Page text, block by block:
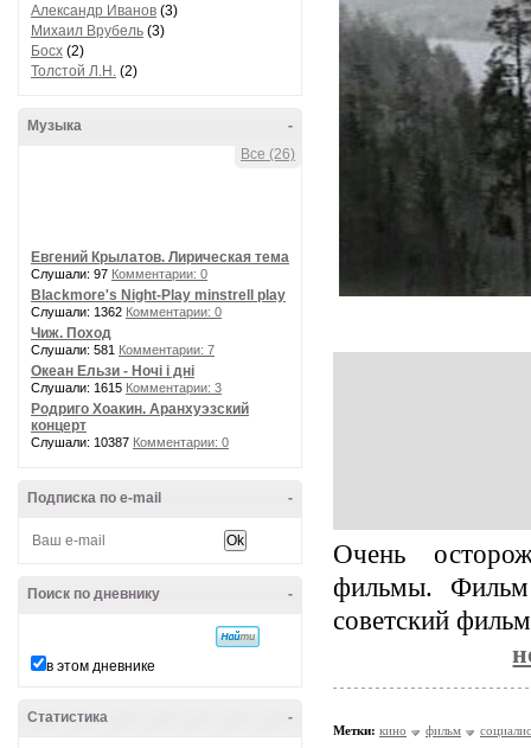
Александр Иванов (3)
Михаил Врубель (3)
Босх (2)
Толстой Л.Н. (2)
-
Музыка
Все (26)
Евгений Крылатов. Лирическая тема
Слушали: 97 Комментарии: 0
Blackmore's Night-Play minstrell play
Слушали: 1362 Комментарии: 0
Чиж. Поход
Слушали: 581 Комментарии: 7
Океан Ельзи - Ночі і дні
Слушали: 1615 Комментарии: 3
Родриго Хоакин. Аранхуэзский
концерт
Слушали: 10387 Комментарии: 0
-
Подписка по e-mail
-
Поиск по дневнику
в этом дневнике
-
Статистика
Очень
фильмы.
советский
Метки: кино фильм